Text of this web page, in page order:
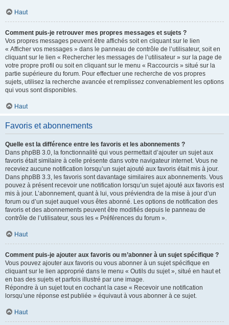
Haut
Comment puis-je retrouver mes propres messages et sujets ?
Vos propres messages peuvent être affichés soit en cliquant sur le lien
« Afficher vos messages » dans le panneau de contrôle de l’utilisateur, soit en
cliquant sur le lien « Rechercher les messages de l’utilisateur » sur la page de
votre propre profil ou soit en cliquant sur le menu « Raccourcis » situé sur la
partie supérieure du forum. Pour effectuer une recherche de vos propres
sujets, utilisez la recherche avancée et remplissez convenablement les options
qui vous sont disponibles.
Haut
Favoris et abonnements
Quelle est la différence entre les favoris et les abonnements ?
Dans phpBB 3.0, la fonctionnalité qui vous permettait d’ajouter un sujet aux
favoris était similaire à celle présente dans votre navigateur internet. Vous ne
receviez aucune notification lorsqu’un sujet ajouté aux favoris était mis à jour.
Dans phpBB 3.3, les favoris sont davantage similaires aux abonnements. Vous
pouvez à présent recevoir une notification lorsqu’un sujet ajouté aux favoris est
mis à jour. L’abonnement, quant à lui, vous préviendra de la mise à jour d’un
forum ou d’un sujet auquel vous êtes abonné. Les options de notification des
favoris et des abonnements peuvent être modifiés depuis le panneau de
contrôle de l’utilisateur, sous les « Préférences du forum ».
Haut
Comment puis-je ajouter aux favoris ou m’abonner à un sujet spécifique ?
Vous pouvez ajouter aux favoris ou vous abonner à un sujet spécifique en
cliquant sur le lien approprié dans le menu « Outils du sujet », situé en haut et
en bas des sujets et parfois illustré par une image.
Répondre à un sujet tout en cochant la case « Recevoir une notification
lorsqu’une réponse est publiée » équivaut à vous abonner à ce sujet.
Haut